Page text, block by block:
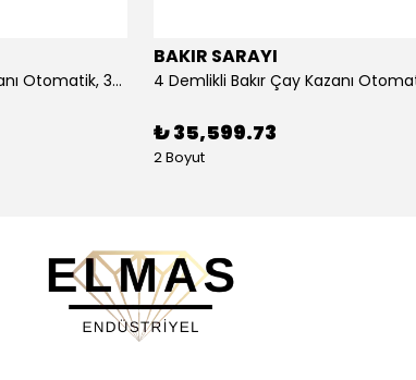
3 Demlikli Bakır Çay Kazanı Otomatik, 30 Litre
BAKIR SARAYI
₺ 35,599.73
2 Boyut